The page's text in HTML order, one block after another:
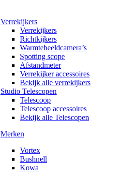
Verrekijkers
Verrekijkers
Richtkijkers
Warmtebeeldcamera’s
Spotting scope
Afstandmeter
Verrekijker accessoires
Bekijk alle verrekijkers
Studio Telescopen
Telescoop
Telescoop accessoires
Bekijk alle Telescopen
Merken
Vortex
Bushnell
Kowa